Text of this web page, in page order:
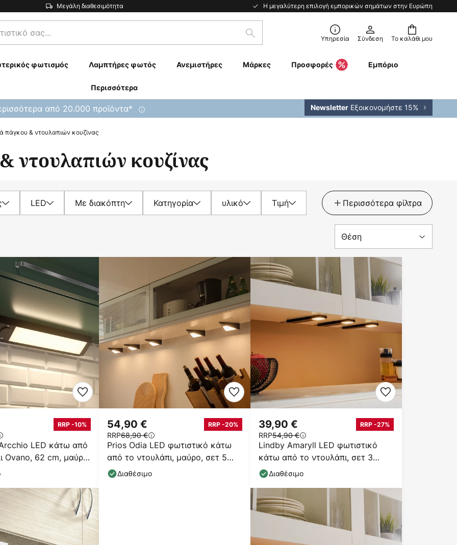
Μεγάλη διαθεσιμότητα Η μεγαλύτερη επιλογή εμπορικών σημάτων στην Ευρώπη
Το καλάθι μου
Αναζήτηση Υπηρεσία Σύνδεση
φωτισμός Λαμπτήρες φωτός Ανεμιστήρες Μάρκες Προσφορές Εμπόριο
Περισσότερα
από 20.000 προϊόντα* Newsletter Εξοικονομήστε 15%
πάγκου & ντουλαπιών κουζίνας
ντουλαπιών κουζίνας
LED Με διακόπτη Κατηγορία υλικό Τιμή Περισσότερα φίλτρα
LED κάτω από
Ovano, 62 cm, μαύρο,
RRP -10%
Prios Odia LED φωτιστικό κάτω
από το ντουλάπι, μαύρο, σετ 5
τεμαχίων
54,90 € RRP -20%
RRP68,90 €
Διαθέσιμο
Lindby Amaryll LED φωτιστικό
κάτω από το ντουλάπι, σετ 3
τεμαχίων, μαύρο
39,90 € RRP -27%
RRP54,90 €
Διαθέσιμο